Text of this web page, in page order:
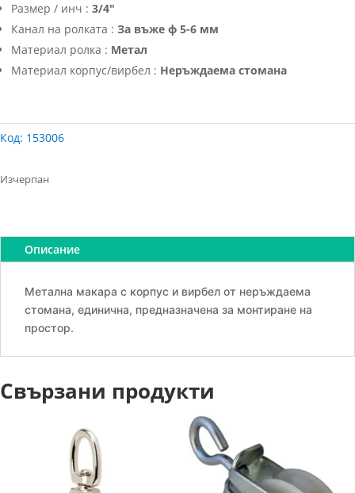
Размер / инч : 3/4″
Канал на ролката : За въже ф 5-6 мм
Материал ролка : Метал
Материал корпус/вирбел : Неръждаема стомана
Код: 153006
Изчерпан
Описание
Метална макара с корпус и вирбел от неръждаема
стомана, единична, предназначена за монтиране на
простор.
Свързани продукти